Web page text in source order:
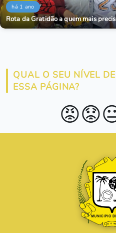
há 1 ano
Rota da Gratidão a quem mais
QUAL O SEU NÍVEL
ESSA PÁGINA?
😡😟